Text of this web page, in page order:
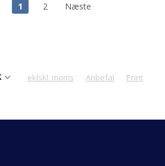
1 2 Næste
eklskl. moms Anbefal Print